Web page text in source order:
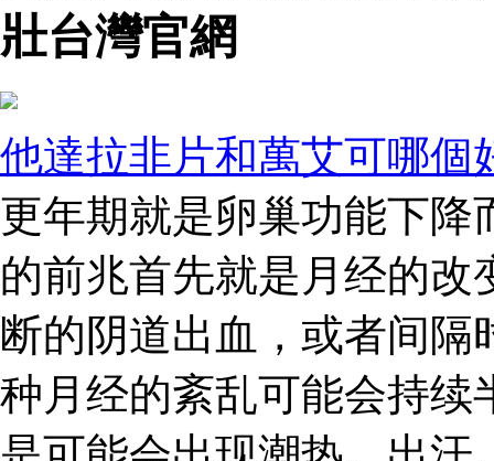
壯台灣官網
他達拉非片和萬艾可哪個
更年期就是卵巢功能下降
的前兆首先就是月经的
断的阴道出血，或者间
种月经的紊乱可能会持续